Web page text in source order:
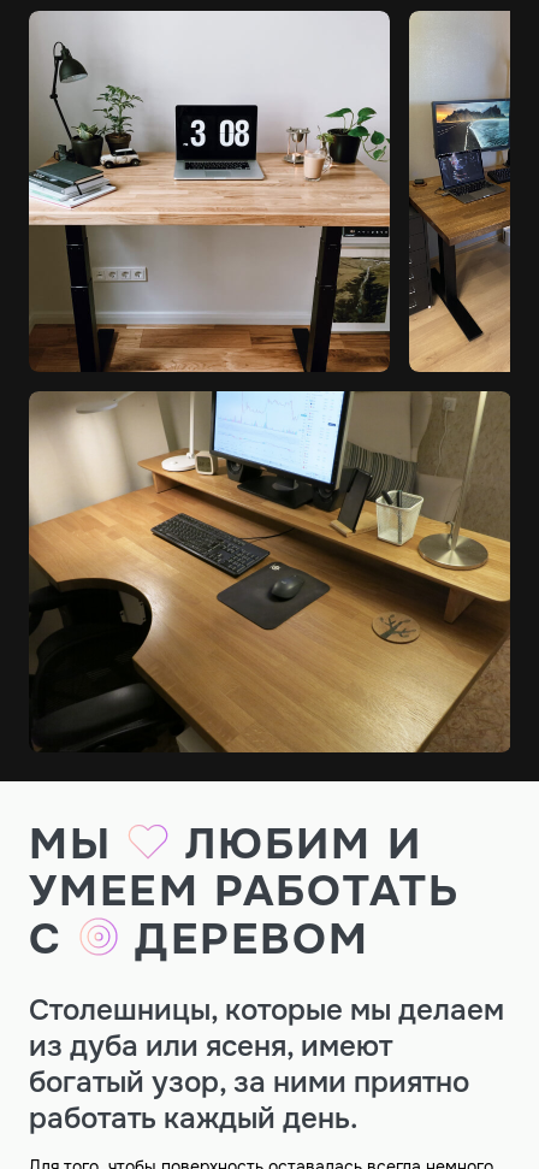
МЫ
ЛЮБИМ И
УМЕЕМ РАБОТАТЬ
С
ДЕРЕВОМ
Столешницы, которые мы делаем
из дуба или ясеня, имеют
богатый узор, за ними приятно
работать каждый день.
Для того, чтобы поверхноcть оставалась всегда немного
шершавой и долговечной, мы не экономим на средствах
ее обработки.